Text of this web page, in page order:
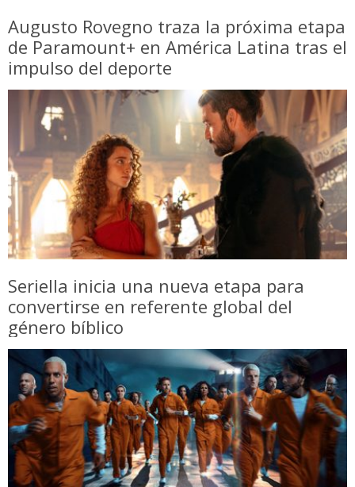
Augusto Rovegno traza la próxima etapa
de Paramount+ en América Latina tras el
impulso del deporte
Seriella inicia una nueva etapa para
convertirse en referente global del
género bíblico